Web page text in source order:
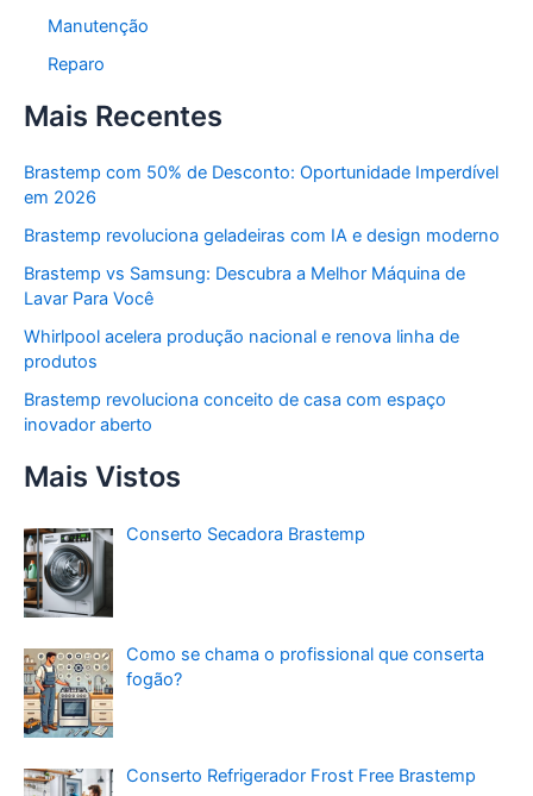
Manutenção
Reparo
Mais Recentes
Brastemp com 50% de Desconto: Oportunidade Imperdível
em 2026
Brastemp revoluciona geladeiras com IA e design moderno
Brastemp vs Samsung: Descubra a Melhor Máquina de
Lavar Para Você
Whirlpool acelera produção nacional e renova linha de
produtos
Brastemp revoluciona conceito de casa com espaço
inovador aberto
Mais Vistos
Conserto Secadora Brastemp
Como se chama o profissional que conserta
fogão?
Conserto Refrigerador Frost Free Brastemp